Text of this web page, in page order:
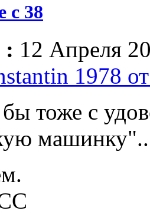
с 38
: 12 Апреля
1978
тоже с